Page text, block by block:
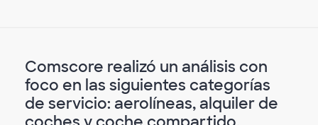
Comscore realizó un análisis con
foco en las siguientes categorías
de servicio: aerolíneas, alquiler de